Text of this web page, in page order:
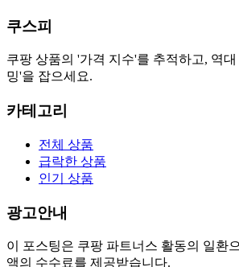
쿠스피
쿠팡 상품의 '가격 지수'를 추적하고, 역대
밍'을 잡으세요.
카테고리
전체 상품
급락한 상품
인기 상품
광고안내
이 포스팅은 쿠팡 파트너스 활동의 일환
액의 수수료를 제공받습니다.